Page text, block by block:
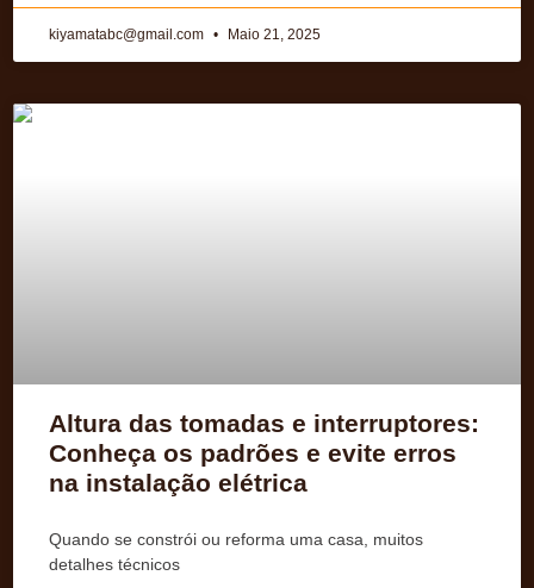
kiyamatabc@gmail.com Maio 21, 2025
Altura das tomadas e interruptores:
Conheça os padrões e evite erros
na instalação elétrica
Quando se constrói ou reforma uma casa, muitos
detalhes técnicos